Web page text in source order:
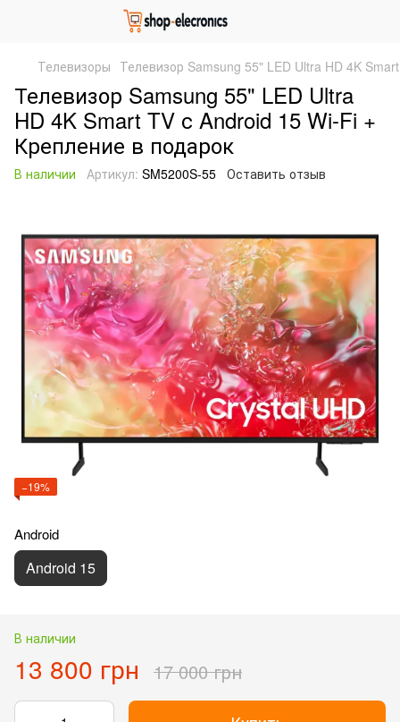
Телевизоры Телевизор Samsung 55" LED Ultra HD 4K
Телевизор Samsung 55" LED Ultra
HD 4K Smart TV с Android 15 Wi-Fi +
Крепление в подарок
В наличии Артикул: SM5200S-55 Оставить отзыв
−19%
Android
Android 15
В наличии
13 800 грн 17 000 грн